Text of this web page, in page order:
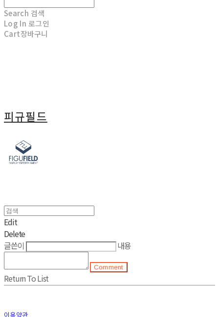
Search 검색
Log In 로그인
Cart장바구니
피규필드
Edit
Delete
글쓴이
내용
Comment
Return To List
이용약관